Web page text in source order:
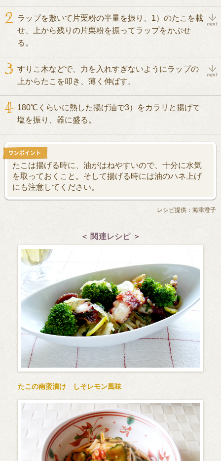
ラップを敷いて片栗粉の半量を振り、1）のたこを載
せ、上から残りの片栗粉を振ってラップをかぶせ
る。
すりこ木などで、力を入れすぎないようにラップの
上からたこを叩き、薄く伸ばす。
180℃くらいに熱した揚げ油で3）をカラリと揚げて
塩を振り、器に盛る。
たこは揚げる時に、油がはねやすいので、十分に水気
を取っておくこと。そして揚げる時には油のハネ上げ
にも注意してください。
レシピ提供：海津澄子
＜ 関連レシピ ＞
たこの南蛮漬け しそレモン風味